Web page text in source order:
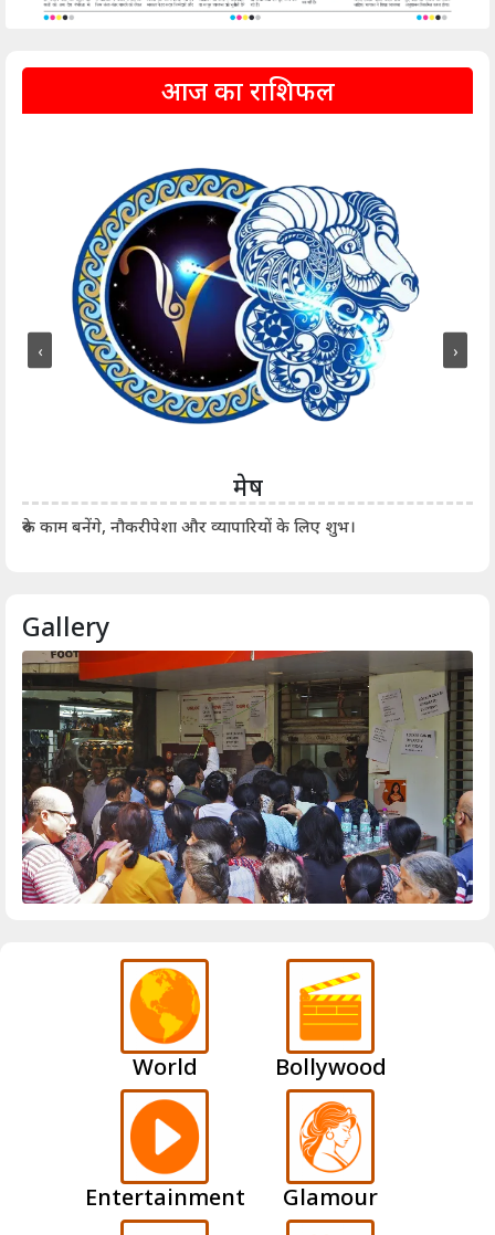
आज का राशिफल
मेष
रुके काम बनेंगे, नौकरीपेशा और व्यापारियों के लिए शुभ।
‹ ›
Gallery
World Bollywood
Entertainment Glamour